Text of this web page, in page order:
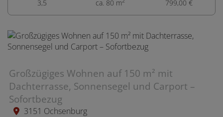
3,5
ca. 80 m
799,00 €
Großzügiges Wohnen auf 150 m² mit
Dachterrasse, Sonnensegel und Carport –
Sofortbezug
3151 Ochsenburg